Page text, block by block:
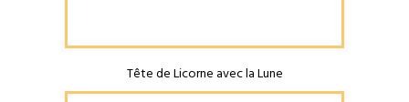
Tête de Licorne avec la Lune